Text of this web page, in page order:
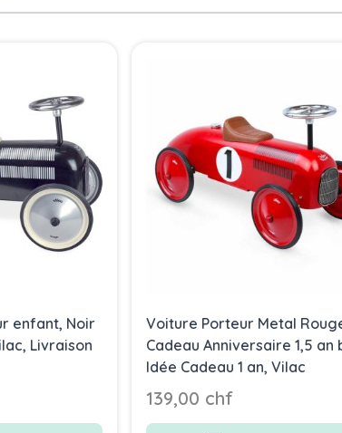
enfant, Noir
Livraison
Voiture Porteur Metal
Cadeau Anniversaire 1,5 an
Idée Cadeau 1 an, Vilac
139,00 chf